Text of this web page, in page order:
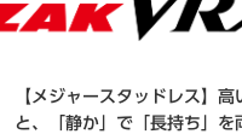
【メジャースタッドレス】
と、「静か」で「長持ち」を